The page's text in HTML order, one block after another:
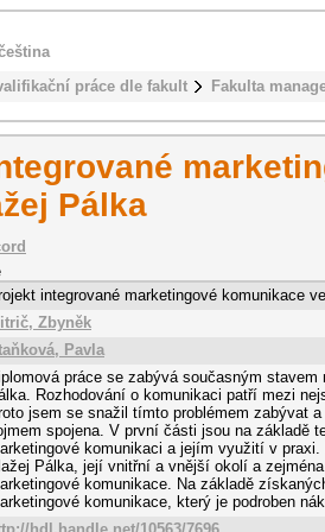
práce dle fakult Fakulta
Pálka
integrované marketingové komunikace
Zbyněk
Pavla
práce se zabývá současným
Rozhodování o komunikaci patří mezi
jsem se snažil tímto problémem zabývat
spojena. V první části jsou na základě
komunikaci a jejím využití v
Pálka, její vnitřní a vnější okolí a
komunikace. Na základě
komunikace, který je podroben